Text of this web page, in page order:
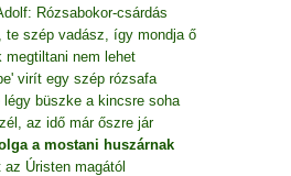
Rózsabokor-csárdás
te szép vadász, így mondja ő
megtiltani nem lehet
virít egy szép rózsafa
légy büszke a kincsre soha
az idő már őszre jár
a mostani huszárnak
Úristen magától